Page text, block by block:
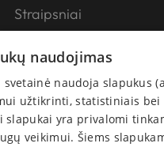
Straipsniai
Apie Mus
Kontaktai
Pirkimo-pardavimo
Atsiskaitymas
naudojimas
svetainė naudoja slapukus
užtikrinti, statistiniais bei
slapukai yra privalomi
veikimui. Šiems